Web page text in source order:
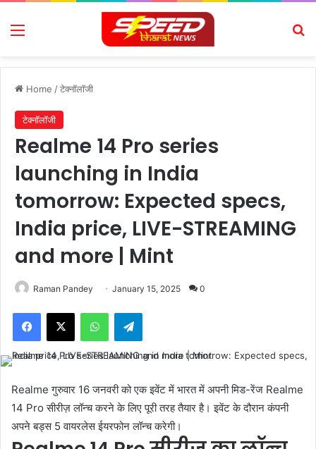
Menu
Home /टेक्नॉलॉजी
टेक्नॉलॉजी
Realme 14 Pro series
launching in India
tomorrow: Expected specs,
India price, LIVE-STREAMING
and more | Mint
Raman Pandey January 15, 2025 0
Facebook
X WhatsAppTelegram
Realme गुरुवार 16 जनवरी को एक इवेंट में भारत में अपनी मिड-रेंज Realme
14 Pro सीरीज़ लॉन्च करने के लिए पूरी तरह तैयार है। इवेंट के दौरान कंपनी
अपने बड्स 5 वायरलेस ईयरफोन लॉन्च करेगी।